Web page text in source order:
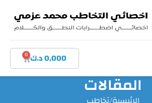
0,000د.ك 0
المقالات